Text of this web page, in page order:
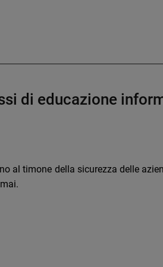
di educazione
al timone della sicurezza delle